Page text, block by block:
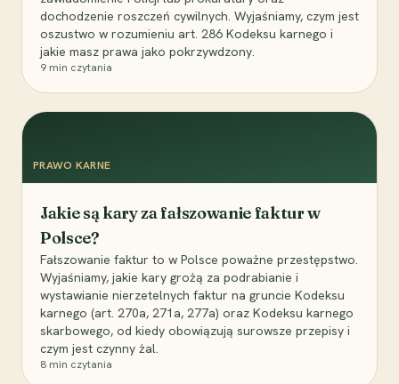
dochodzenie roszczeń cywilnych. Wyjaśniamy, czym jest
oszustwo w rozumieniu art. 286 Kodeksu karnego i
jakie masz prawa jako pokrzywdzony.
9 min czytania
PRAWO KARNE
Jakie są kary za fałszowanie faktur w
Polsce?
Fałszowanie faktur to w Polsce poważne przestępstwo.
Wyjaśniamy, jakie kary grożą za podrabianie i
wystawianie nierzetelnych faktur na gruncie Kodeksu
karnego (art. 270a, 271a, 277a) oraz Kodeksu karnego
skarbowego, od kiedy obowiązują surowsze przepisy i
czym jest czynny żal.
8 min czytania